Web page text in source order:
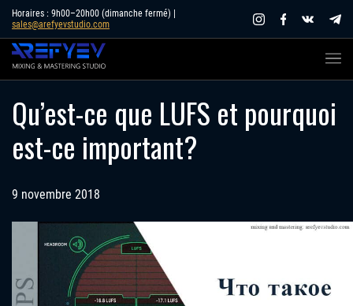
Skip
content
Horaires : 9h00–20h00 (dimanche fermé) |
sales@arefyevstudio.com
Qu’est-ce que LUFS et pourquoi
est-ce important?
9 novembre 2018